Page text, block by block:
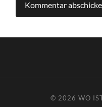
© 2026WO